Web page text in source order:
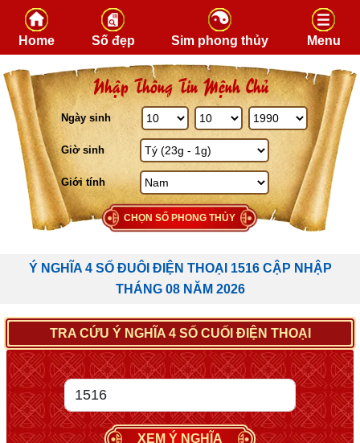
Skip to content
Home Số đẹp Sim phong thủy Menu
Nhập Thông Tin Mệnh Chủ
Ngày sinh
Giờ sinh
Giới tính
CHỌN SỐ PHONG THỦY
Ý NGHĨA 4 SỐ ĐUÔI ĐIỆN THOẠI 1516 CẬP NHẬP
THÁNG 08 NĂM 2026
TRA CỨU Ý NGHĨA 4 SỐ CUỐI ĐIỆN THOẠI
XEM Ý NGHĨA